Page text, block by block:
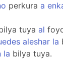
perkura a
tuya al
aleshar la
la bilya tuya.